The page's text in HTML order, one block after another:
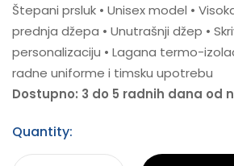
Štepani prsluk • Unisex model •
prednja džepa • Unutrašnji džep •
personalizaciju • Lagana termo-
radne uniforme i timsku upotrebu
Dostupno: 3 do 5 radnih dana od
Quantity: